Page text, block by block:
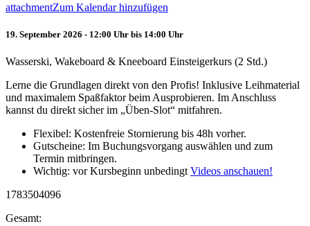
attachmentZum Kalendar hinzufügen
19. September 2026 - 12:00 Uhr bis 14:00 Uhr
Wasserski, Wakeboard & Kneeboard Einsteigerkurs (2 Std.)
Lerne die Grundlagen direkt von den Profis! Inklusive Leihmaterial
und maximalem Spaßfaktor beim Ausprobieren. Im Anschluss
kannst du direkt sicher im „Üben-Slot“ mitfahren.
Flexibel: Kostenfreie Stornierung bis 48h vorher.
Gutscheine: Im Buchungsvorgang auswählen und zum
Termin mitbringen.
Wichtig: vor Kursbeginn unbedingtVideos anschauen!
1783504096
Gesamt: